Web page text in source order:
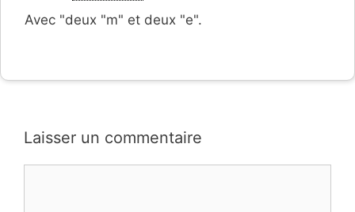
Avec "deux "m" et deux "e".
Laisser un commentaire